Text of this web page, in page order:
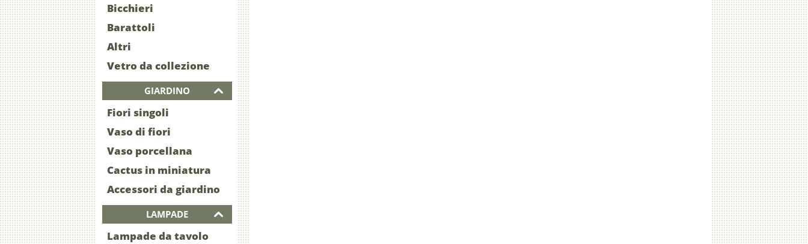
Bicchieri
Barattoli
Altri
Vetro da collezione
GIARDINO
Fiori singoli
Vaso di fiori
Vaso porcellana
Cactus in miniatura
Accessori da giardino
LAMPADE
Lampade da tavolo